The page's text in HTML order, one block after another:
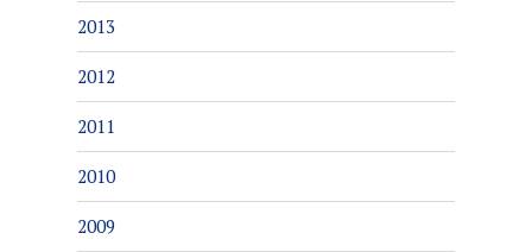
2013
2012
2011
2010
2009